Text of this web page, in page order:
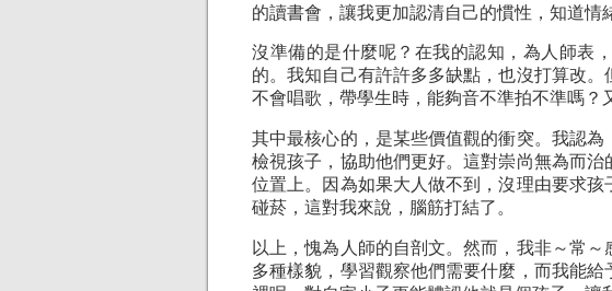
的讀書會，讓我更加認清自己的慣性，知道情
沒準備的是什麼呢？在我的認知，為人師表
的。我知自己有許許多多缺點，也沒打算改
不會唱歌，帶學生時，能夠音不準拍不準嗎？
其中最核心的，是某些價值觀的衝突。我認
檢視孩子，協助他們更好。這對崇尚無為而
位置上。因為如果大人做不到，沒理由要求
碰菸，這對我來說，腦筋打結了。
以上，愧為人師的自剖文。然而，我非～常
多種樣貌，學習觀察他們需要什麼，而我能